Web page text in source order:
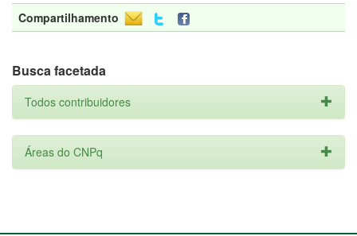
Compartilhamento
Busca facetada
Todos contribuidores
Áreas do CNPq